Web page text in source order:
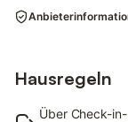
Wohnen: CD-
Bad/WC: Dusche;
Hausregeln
Über Check-